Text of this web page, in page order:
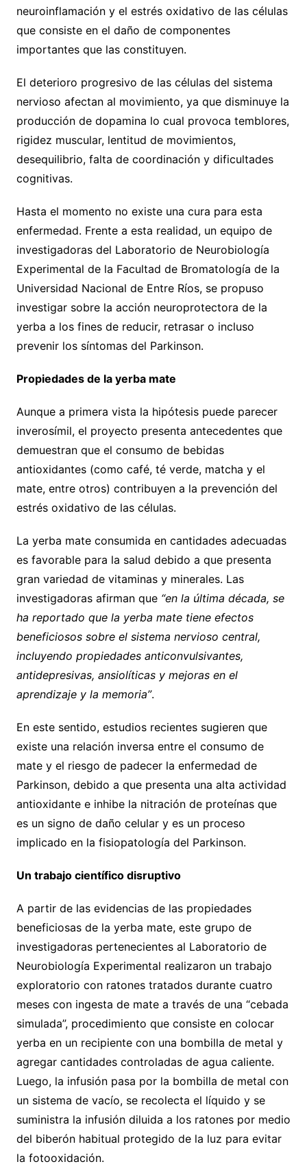
neuroinflamación y el estrés oxidativo de las células
que consiste en el daño de componentes
importantes que las constituyen.
El deterioro progresivo de las células del sistema
nervioso afectan al movimiento, ya que disminuye la
producción de dopamina lo cual provoca temblores,
rigidez muscular, lentitud de movimientos,
desequilibrio, falta de coordinación y dificultades
cognitivas.
Hasta el momento no existe una cura para esta
enfermedad. Frente a esta realidad, un equipo de
investigadoras del Laboratorio de Neurobiología
Experimental de la Facultad de Bromatología de la
Universidad Nacional de Entre Ríos, se propuso
investigar sobre la acción neuroprotectora de la
yerba a los fines de reducir, retrasar o incluso
prevenir los síntomas del Parkinson.
Propiedades de la yerba mate
Aunque a primera vista la hipótesis puede parecer
inverosímil, el proyecto presenta antecedentes que
demuestran que el consumo de bebidas
antioxidantes (como café, té verde, matcha y el
mate, entre otros) contribuyen a la prevención del
estrés oxidativo de las células.
La yerba mate consumida en cantidades adecuadas
es favorable para la salud debido a que presenta
gran variedad de vitaminas y minerales. Las
investigadoras afirman que “en la última década, se
ha reportado que la yerba mate tiene efectos
beneficiosos sobre el sistema nervioso central,
incluyendo propiedades anticonvulsivantes,
antidepresivas, ansiolíticas y mejoras en el
aprendizaje y la memoria”.
En este sentido, estudios recientes sugieren que
existe una relación inversa entre el consumo de
mate y el riesgo de padecer la enfermedad de
Parkinson, debido a que presenta una alta actividad
antioxidante e inhibe la nitración de proteínas que
es un signo de daño celular y es un proceso
implicado en la fisiopatología del Parkinson.
Un trabajo científico disruptivo
A partir de las evidencias de las propiedades
beneficiosas de la yerba mate, este grupo de
investigadoras pertenecientes al Laboratorio de
Neurobiología Experimental realizaron un trabajo
exploratorio con ratones tratados durante cuatro
meses con ingesta de mate a través de una “cebada
simulada”, procedimiento que consiste en colocar
yerba en un recipiente con una bombilla de metal y
agregar cantidades controladas de agua caliente.
Luego, la infusión pasa por la bombilla de metal con
un sistema de vacío, se recolecta el líquido y se
suministra la infusión diluida a los ratones por medio
del biberón habitual protegido de la luz para evitar
la fotooxidación.